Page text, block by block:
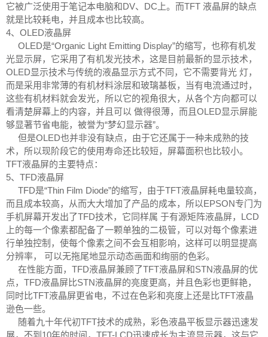
它被广泛使用于笔记本电脑和DV、DC上。而TFT 液晶屏的缺点
就是比较耗电，并且成本也比较高。
4、OLED液晶屏
OLED是“Organic Light Emitting Display”的缩写，也称有机发
光显示屏，它采用了有机发光技术，这是目前最新的显示技术，
OLED显示技术与传统的液晶显示方式不同，它不需要背光 灯，
而是采用非常薄的有机材料涂层和玻璃基板，当有电流通过时，
这些有机材料就会发光，所以它的视角很大，从各个方向都可以
看清楚屏幕上的内容，并且可以 做得很薄，而且OLED显示屏能
够显著节省电能，被誉为“梦幻显示器”。
但是OLED也并非没有缺点，由于它还属于一种未成熟的技
术，所以现阶段它的使用寿命还比较短，屏幕面积也比较小。
TFT液晶屏的主要特点：
5、TFD液晶屏
TFD是“Thin Film Diode”的缩写，由于TFT液晶屏耗电量较高，
而且成本较高，从而大大增加了产品的成本，所以EPSON专门为
手机屏幕开发出了TFD技术，它同样属 于有源矩阵液晶屏，LCD
上的每一个像素都配备了一颗单独的二极管，可以对每个像素进
行单独控制，使每个像素之间不会互相影响，这样可以明显提高
分辨率， 可以无拖尾地显示动态画面和绚丽的色彩。
在性能方面，TFD液晶屏兼顾了TFT液晶屏和STN液晶屏的优
点，TFD液晶屏比STN液晶屏的亮度更高，并且色彩也更鲜艳，
同时比TFT液晶屏更省电，不过在色彩和亮度上还是比TFT液晶
逊色一些。
随着九十年代初TFT技术的成熟，彩色液晶平板显示器迅速发
展，不到10年的时间，TFT-LCD迅速成长为主流显示器，这与它